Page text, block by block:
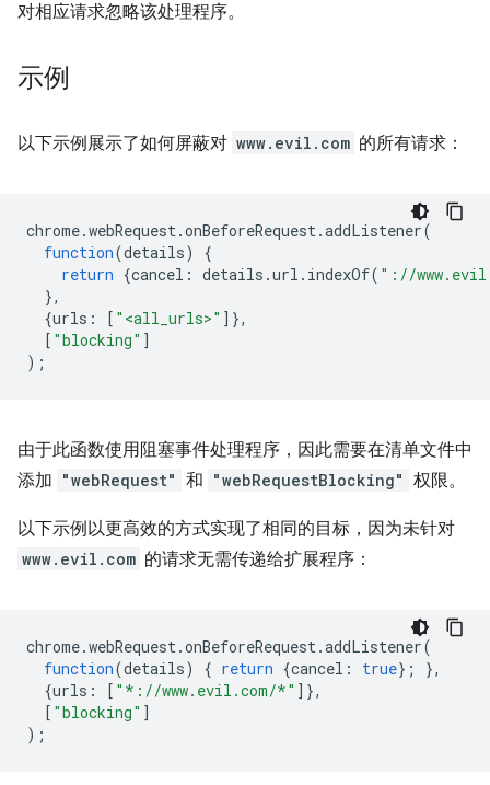
对相应请求忽略该处理程序。
示例
以下示例展示了如何屏蔽对 www.evil.com 的所有请求：
chrome.webRequest.onBeforeRequest.addListener(
function(details)
{
return {cancel : details .url . indexOf( "://
},
{urls : [ "<all_urls>" ]},
[ "blocking" ]
);
由于此函数使用阻塞事件处理程序，因此需要在清单文件中
添加 "webRequest" 和 "webRequestBlocking" 权限。
以下示例以更高效的方式实现了相同的目标，因为未针对
www.evil.com 的请求无需传递给扩展程序：
chrome.webRequest.onBeforeRequest.addListener(
function(details) { return {cancel : true};
},
{urls : [ "*://www.evil.com/*" ]},
[ "blocking" ]
);